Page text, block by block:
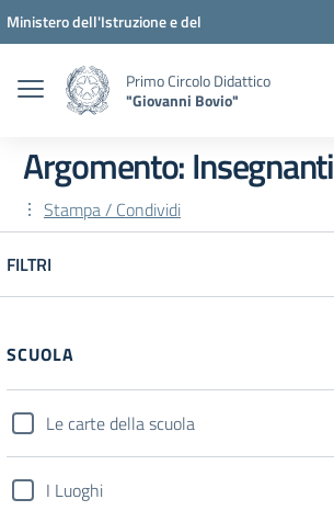
Vai ai contenuti
Vai al menu di navigazione
Vai al footer
Ministero dell'Istruzione e del
Primo Circolo Didattico
"Giovanni Bovio"
Argomento: Insegnanti
Stampa / Condividi
FILTRI
SCUOLA
Le carte della scuola
I Luoghi